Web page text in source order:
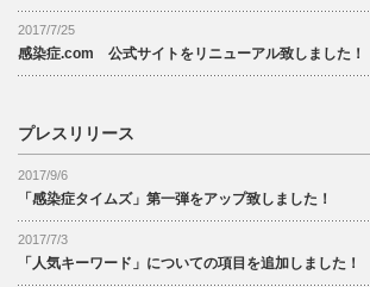
2017/7/25
感染症.com 公式サイトをリニューアル致しました！
プレスリリース
2017/9/6
「感染症タイムズ」第一弾をアップ致しました！
2017/7/3
「人気キーワード」についての項目を追加しました！